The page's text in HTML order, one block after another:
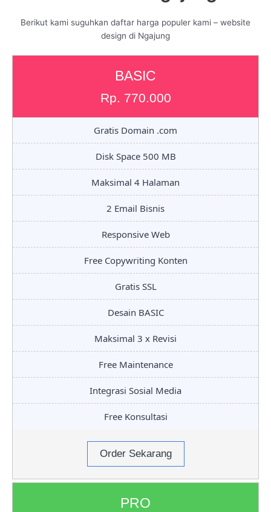
Berikut kami suguhkan daftar harga populer kami – website
design di Ngajung
BASIC
Rp. 770.000
Gratis Domain .com
Disk Space 500 MB
Maksimal 4 Halaman
2 Email Bisnis
Responsive Web
Free Copywriting Konten
Gratis SSL
Desain BASIC
Maksimal 3 x Revisi
Free Maintenance
Integrasi Sosial Media
Free Konsultasi
Order Sekarang
PRO